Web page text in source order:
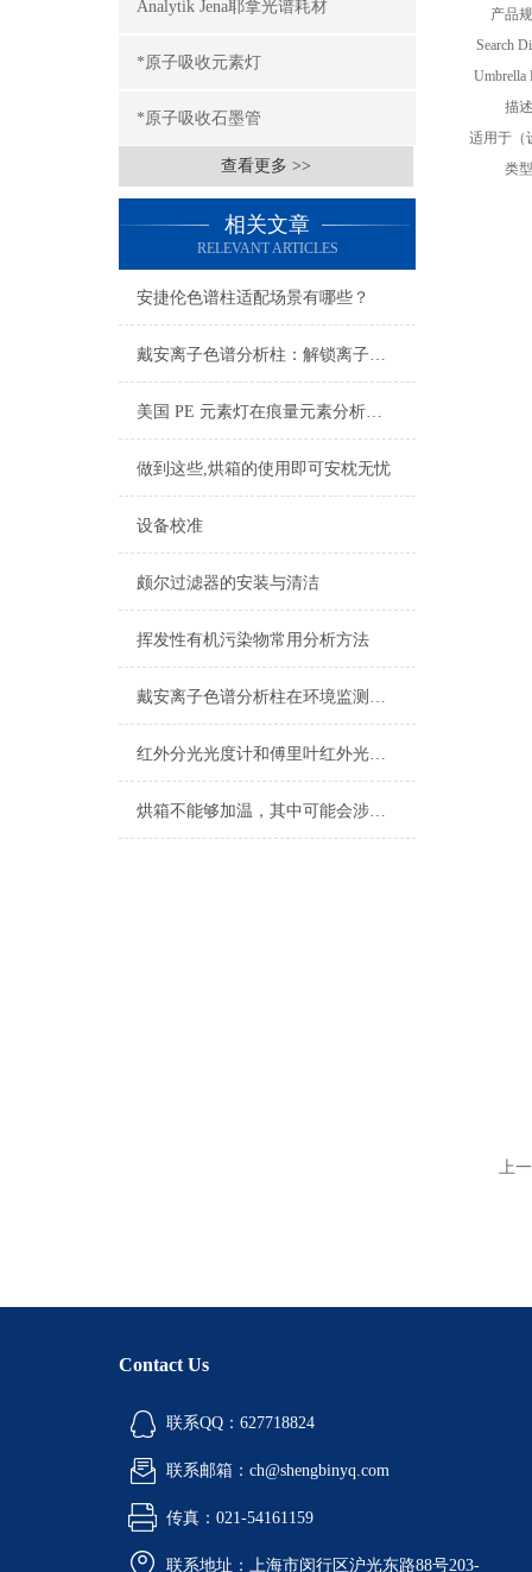
Analytik Jena耶拿光谱耗材
*原子吸收元素灯
*原子吸收石墨管
查看更多 >>
相关文章
RELEVANT ARTICLES
安捷伦色谱柱适配场景有哪些？
戴安离子色谱分析柱：解锁离子分析的奥秘之门
美国 PE 元素灯在痕量元素分析中的应用
做到这些,烘箱的使用即可安枕无忧
设备校准
颇尔过滤器的安装与清洁
挥发性有机污染物常用分析方法
戴安离子色谱分析柱在环境监测中的关键作用
红外分光光度计和傅里叶红外光谱仪之间的区别
烘箱不能够加温，其中可能会涉及到多个方面
产品
Search
Umbrella
描述
适用于（
类型
上
Contact Us
联系QQ：627718824
联系邮箱：ch@shengbinyq.com
传真：021-54161159
联系地址：上海市闵行区沪光东路88号203-